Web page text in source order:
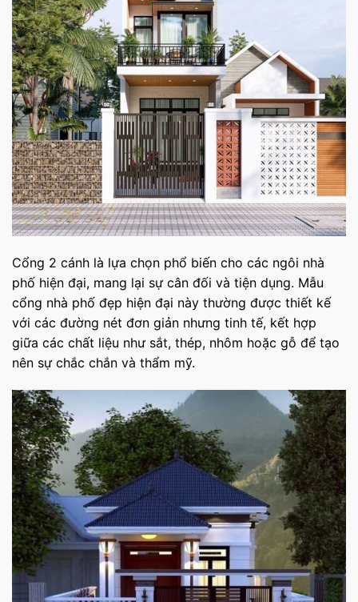
Cổng 2 cánh là lựa chọn phổ biến cho các ngôi nhà
phố hiện đại, mang lại sự cân đối và tiện dụng. Mẫu
cổng nhà phố đẹp hiện đại này thường được thiết kế
với các đường nét đơn giản nhưng tinh tế, kết hợp
giữa các chất liệu như sắt, thép, nhôm hoặc gỗ để tạo
nên sự chắc chắn và thẩm mỹ.